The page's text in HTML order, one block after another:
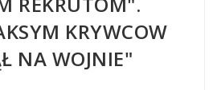
KRYWCOW
NA WOJNIE"